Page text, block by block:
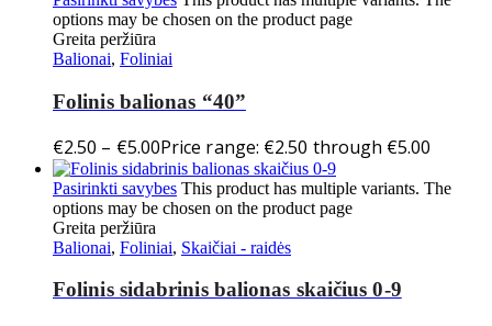
options may be chosen on the product page
Greita peržiūra
Balionai, Foliniai
Folinis balionas “40”
€2.50 – €5.00Price range: €2.50 through €5.00
Pasirinkti savybes This product has multiple variants. The
options may be chosen on the product page
Greita peržiūra
Balionai, Foliniai, Skaičiai - raidės
Folinis sidabrinis balionas skaičius 0-9